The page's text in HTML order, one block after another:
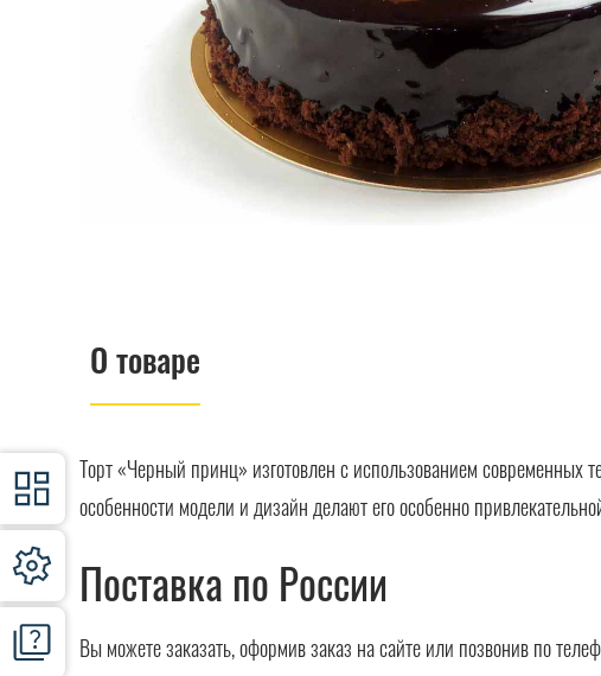
О товаре
Торт «Черный принц» изготовлен с использованием современных
особенности модели и дизайн делают его особенно
Поставка по России
Вы можете заказать, оформив заказ на сайте или позвонив по